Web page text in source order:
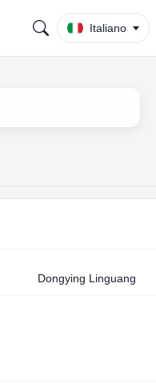
Italiano
Dongying Linguang